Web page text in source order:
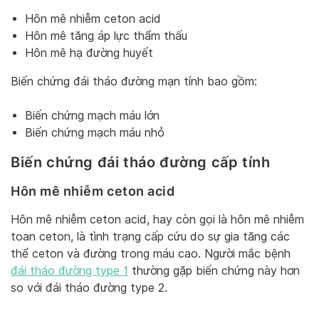
Hôn mê nhiễm ceton acid
Hôn mê tăng áp lực thẩm thấu
Hôn mê hạ đường huyết
Biến chứng đái tháo đường mạn tính bao gồm:
Biến chứng mạch máu lớn
Biến chứng mạch máu nhỏ
Biến chứng đái tháo đường cấp tính
Hôn mê nhiễm ceton acid
Hôn mê nhiễm ceton acid, hay còn gọi là hôn mê nhiễm
toan ceton, là tình trạng cấp cứu do sự gia tăng các
thể ceton và đường trong máu cao. Người mắc bệnh
đái tháo đường type 1 thường gặp biến chứng này hơn
so với đái tháo đường type 2.